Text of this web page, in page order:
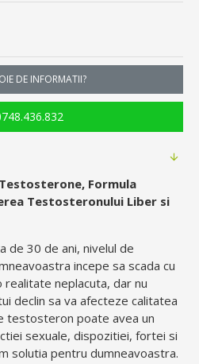
DE INFORMATII?
Formula
Testosteronului Liber si
de 30 de ani, nivelul de
incepe sa scada cu
realitate neplacuta, dar nu
declin sa va afecteze calitatea
testosteron poate avea un
sexuale, dispozitiei, fortei si
solutia pentru dumneavoastra.